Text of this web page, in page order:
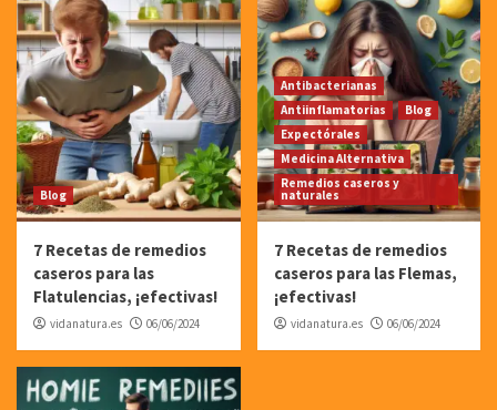
Blog
7 Recetas de remedios
caseros para las
Flatulencias, ¡efectivas!
vidanatura.es 06/06/2024
Antibacterianas
Antiinflamatorias
Blog
Expectórales
Medicina Alternativa
Remedios caseros y
naturales
7 Recetas de remedios
caseros para las Flemas,
¡efectivas!
vidanatura.es 06/06/2024